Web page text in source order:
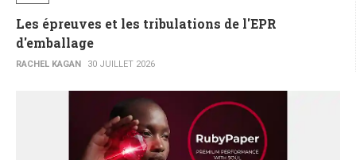
Les épreuves et les tribulations de l'EPR
d'emballage
RACHEL KAGAN 30 JUILLET 2026